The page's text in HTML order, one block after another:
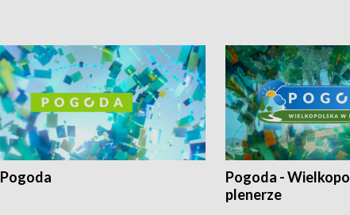
Pogoda
Pogoda -
plenerze